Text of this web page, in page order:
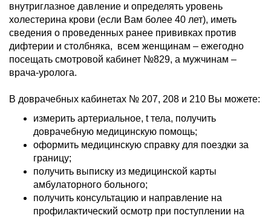
внутриглазное давление и определять уровень
холестерина крови (если Вам более 40 лет), иметь
сведения о проведенных ранее прививках против
дифтерии и столбняка, всем женщинам – ежегодно
посещать смотровой кабинет №829, а мужчинам –
врача-уролога.
В доврачебных кабинетах № 207, 208 и 210 Вы можете:
измерить артериальное, t тела, получить
доврачебную медицинскую помощь;
оформить медицинскую справку для поездки за
границу;
получить выписку из медицинской карты
амбулаторного больного;
получить консультацию и направление на
профилактический осмотр при поступлении на